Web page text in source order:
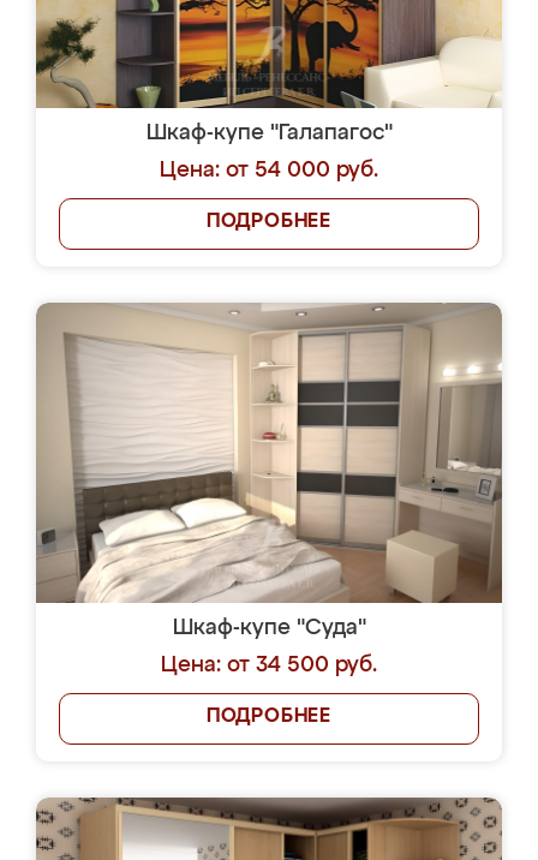
Шкаф-купе "Галапагос"
Цена: от 54 000 руб.
ПОДРОБНЕЕ
Шкаф-купе "Суда"
Цена: от 34 500 руб.
ПОДРОБНЕЕ